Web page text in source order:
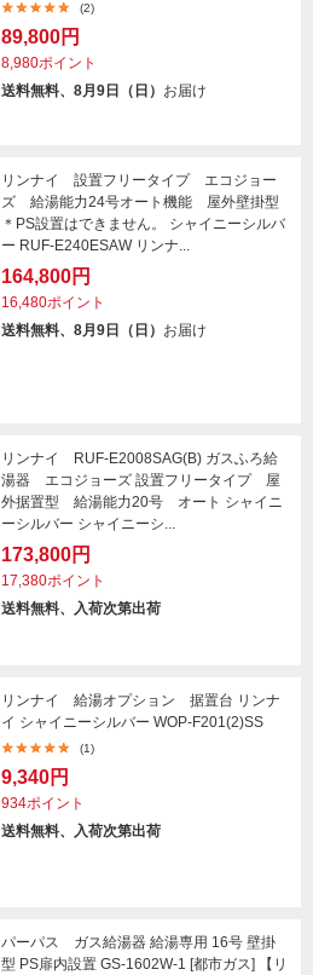
(2)
89,800円
8,980ポイント
送料無料、8月9日（日） お届け
リンナイ 設置フリータイプ エコジョー
ズ 給湯能力24号オート機能 屋外壁掛型
＊PS設置はできません。 シャイニーシルバ
ー RUF-E240ESAW リンナ...
164,800円
16,480ポイント
送料無料、8月9日（日） お届け
リンナイ RUF-E2008SAG(B) ガスふろ給
湯器 エコジョーズ 設置フリータイプ 屋
外据置型 給湯能力20号 オート シャイニ
ーシルバー シャイニーシ...
173,800円
17,380ポイント
送料無料、入荷次第出荷
リンナイ 給湯オプション 据置台 リンナ
イ シャイニーシルバー WOP-F201(2)SS
(1)
9,340円
934ポイント
送料無料、入荷次第出荷
パーパス ガス給湯器 給湯専用 16号 壁掛
型 PS扉内設置 GS-1602W-1 [都市ガス] 【リ